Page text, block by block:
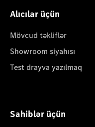
Alıcılar üçün
Mövcud təkliflər
Showroom siyahısı
Test drayva yazılmaq
Sahiblər üçün